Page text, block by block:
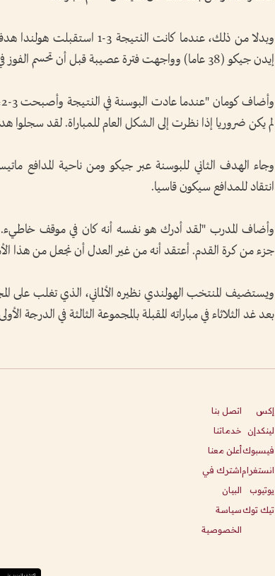
وبدلا من ذلك، عندما كانت
إيدن جيكو (38 عاما) وواجهت فترة عصيبة قبل أن تحسم الفوز في النهاية.
لم يكن ضروريا إذا نظرت إلى الشكل العام للمباراة. لقد
وجاء الهدف الثاني للبوسنة عبر جيكو ومن ناحية المدافع
انتقاد للمدافع سيكون قاسيا.
وأضاف المدرب "لقد أدرك هو نفسه أنه كان في موقف خاطيء.
جزء من كرة القدم. أعتقد أنه من غير العدل أن نجعل من هذا
بعد غد الثلاثاء في مباراته المقبلة بالمجموعة الثالثة في الدرجة
إكس
لينكدإن
فيسبوك
انستغرام
يوتيوب
تيك توك
اتصل بنا
خدماتنا
أعلن معنا
اشترك في
البيان
سياسة
الخصوصية